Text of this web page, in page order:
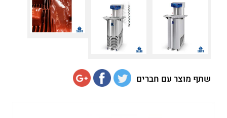
שתף מוצר עם חברים